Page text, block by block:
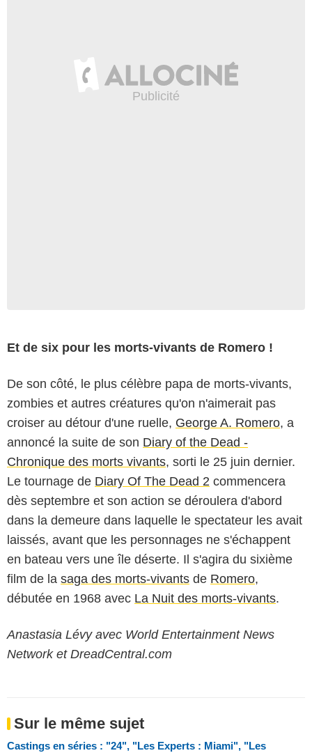
Et de six pour les morts-vivants de Romero !
De son côté, le plus célèbre papa de morts-vivants,
zombies et autres créatures qu'on n'aimerait pas
croiser au détour d'une ruelle, George A. Romero, a
annoncé la suite de son Diary of the Dead -
Chronique des morts vivants, sorti le 25 juin dernier.
Le tournage de Diary Of The Dead 2 commencera
dès septembre et son action se déroulera d'abord
dans la demeure dans laquelle le spectateur les avait
laissés, avant que les personnages ne s'échappent
en bateau vers une île déserte. Il s'agira du sixième
film de la saga des morts-vivants de Romero,
débutée en 1968 avec La Nuit des morts-vivants.
Anastasia Lévy avec World Entertainment News
Network et DreadCentral.com
Sur le même sujet
Castings en séries : "24", "Les Experts : Miami", "Les